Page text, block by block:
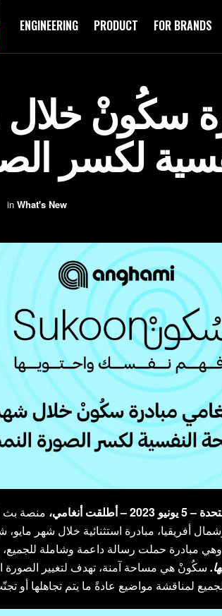
ENGINEERING PRODUCT FOR BRANDS
سكُونْ خلال
لكسر
in What's New
أنغامي،
منصة بث
أفريقيا، مبادرة استثنائية خلال شهر مايو،
مبادرة حملت رسالة داعمة وشاملة للجميع،
سكُونْ هي مساحة آمنة، تهدف لتغيير الصورة
لمناقشة مواضيع عادةً ما يتم تجاهلها أو